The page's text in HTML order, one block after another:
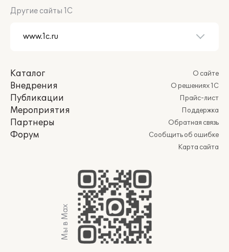
Другие сайты 1С
Каталог
Внедрения
Публикации
Мероприятия
Партнеры
Форум
О сайте
О решениях 1С
Прайс-лист
Поддержка
Обратная связь
Сообщить об ошибке
Карта сайта
Мы в Max